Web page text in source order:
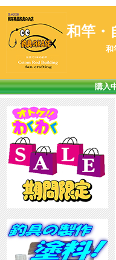
和竿・
和竿竹材
購入